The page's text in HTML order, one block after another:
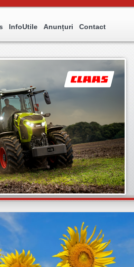
InfoUtile Anunțuri Contact